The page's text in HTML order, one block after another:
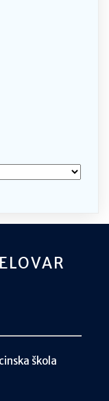
škola